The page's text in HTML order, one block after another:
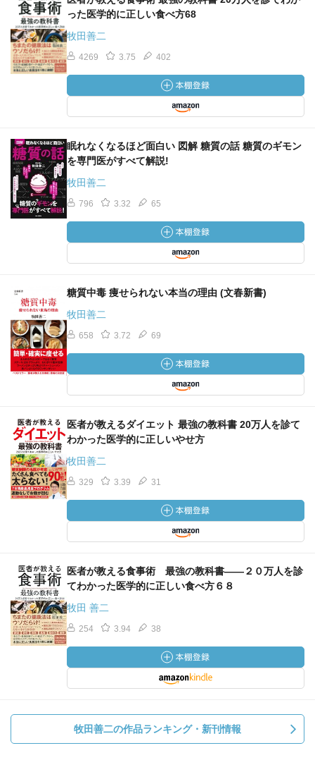
った医学的に正しい食べ方68
牧田善二
4269 3.75 402
眠れなくなるほど面白い 図解 糖質の話 糖質のギモン
を専門医がすべて解説!
牧田善二
796 3.32 65
糖質中毒 痩せられない本当の理由 (文春新書)
牧田善二
658 3.72 69
医者が教えるダイエット 最強の教科書 20万人を診て
わかった医学的に正しいやせ方
牧田善二
329 3.39 31
医者が教える食事術 最強の教科書――２０万人を診
てわかった医学的に正しい食べ方６８
牧田 善二
254 3.94 38
牧田善二の作品ランキング・新刊情報